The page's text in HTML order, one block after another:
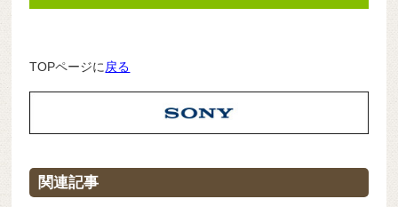
TOPページに 戻る
関連記事